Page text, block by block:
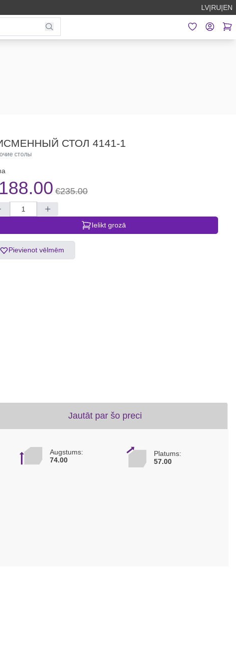
LV|RU|EN
СТОЛ 4141-1
столы
€235.00
Ielikt grozā
Pievienot vēlmēm
Jautāt par šo preci
Augstums:
74.00
Platums:
57.00